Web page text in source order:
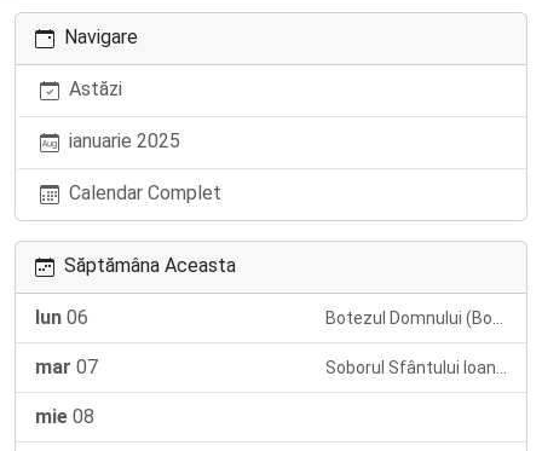
Navigare
Astăzi
ianuarie 2025
Calendar Complet
Săptămâna Aceasta
lun 06
mar 07
mie 08